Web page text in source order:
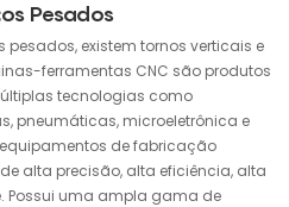
Pesados
pesados, existem tornos verticais e
ferramentas CNC são produtos
tecnologias como
pneumáticas, microeletrônica e
de fabricação
alta precisão, alta eficiência, alta
Possui uma ampla gama de